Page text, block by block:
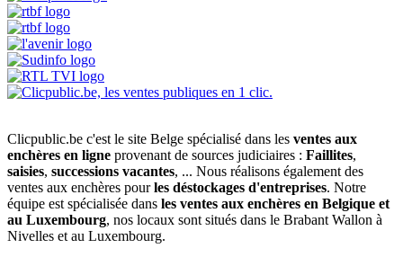
Clicpublic.be c'est le site Belge spécialisé dans les ventes aux
enchères en ligne provenant de sources judiciaires : Faillites,
saisies, successions vacantes, ... Nous réalisons également des
ventes aux enchères pourles déstockages d'entreprises. Notre
équipe est spécialisée dans les ventes aux enchères en Belgique et
au Luxembourg, nos locaux sont situés dans le Brabant Wallon à
Nivelles et au Luxembourg.